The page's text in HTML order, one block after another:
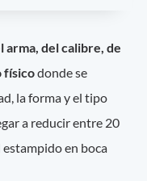
arma, del calibre, de
físicodonde se
la forma y el tipo
a reducir entre 20
en boca